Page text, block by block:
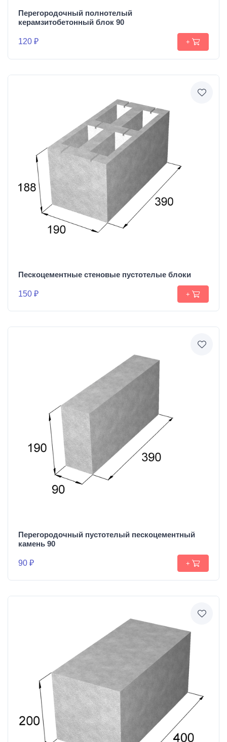
Перегородочный полнотелый
керамзитобетонный блок 90
120 ₽ +
Пескоцементные стеновые пустотелые блоки
150 ₽ +
Перегородочный пустотелый пескоцементный
камень 90
90 ₽ +